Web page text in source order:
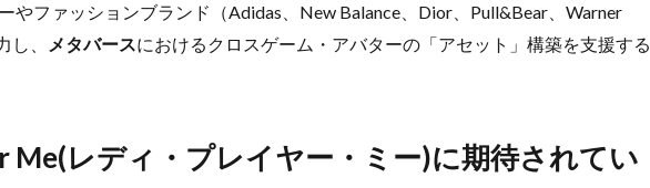
やファッションブランド（Adidas、New Balance、Dior、Pull&Bear、Warner
、
メタバースにおけるクロスゲーム・アバターの「アセット」構築を支援する
Me(レディ・プレイヤー・ミー)に期待されてい